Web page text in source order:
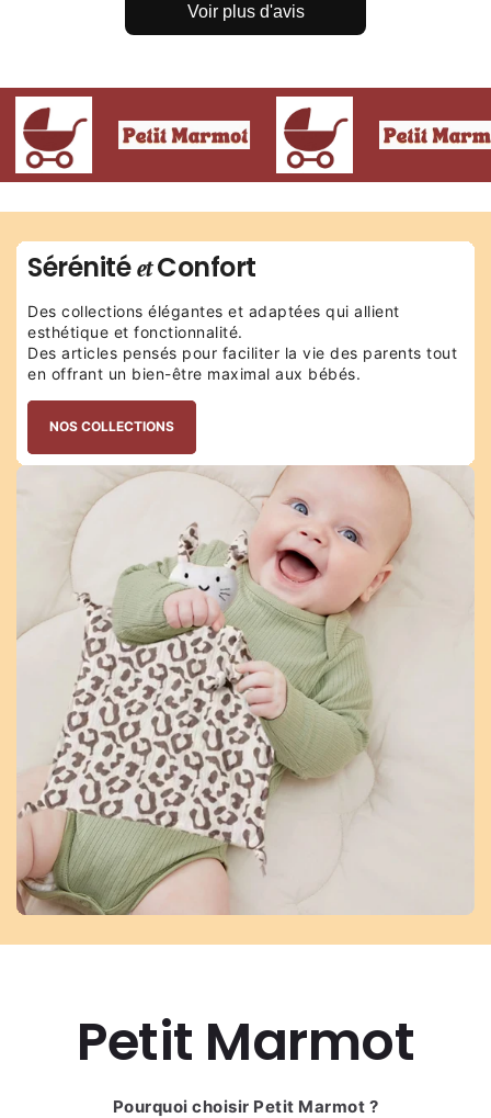
Voir plus d'avis
SérénitéetConfort
Des collections élégantes et adaptées qui allient
esthétique et fonctionnalité.
Des articles pensés pour faciliter la vie des parents tout
en offrant un bien-être maximal aux bébés.
NOS COLLECTIONS
Petit Marmot
Pourquoi choisir Petit Marmot ?